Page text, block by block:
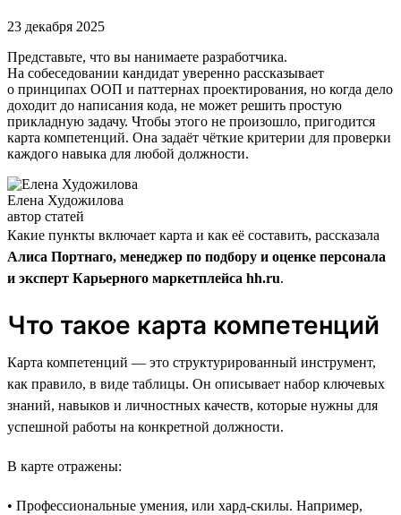
23 декабря 2025
Представьте, что вы нанимаете разработчика.
На собеседовании кандидат уверенно рассказывает
о принципах ООП и паттернах проектирования, но когда дело
доходит до написания кода, не может решить простую
прикладную задачу. Чтобы этого не произошло, пригодится
карта компетенций. Она задаёт чёткие критерии для проверки
каждого навыка для любой должности.
Елена Художилова
автор статей
Какие пункты включает карта и как её составить, рассказала
Алиса Портнаго, менеджер по подбору и оценке персонала
и эксперт Карьерного маркетплейса hh.ru.
Что такое карта компетенций
Карта компетенций — это структурированный инструмент,
как правило, в виде таблицы. Он описывает набор ключевых
знаний, навыков и личностных качеств, которые нужны для
успешной работы на конкретной должности.
В карте отражены:
• Профессиональные умения, или хард-скилы. Например,